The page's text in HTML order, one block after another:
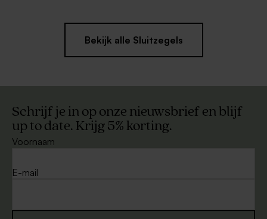
Bekijk alle Sluitzegels
Schrijf je in op onze nieuwsbrief en blijf
up to date. Krijg 5% korting.
Voornaam
E-mail